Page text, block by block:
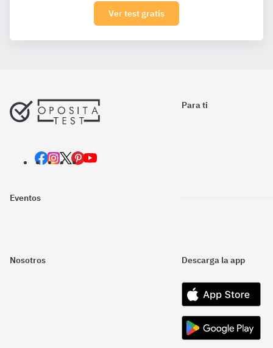
Ver test gratis
Para ti
Eventos
Nosotros Descarga la app